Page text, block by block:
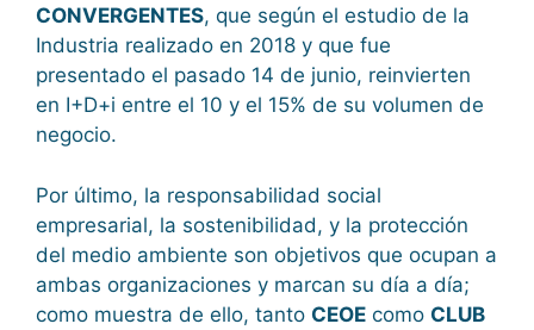
CONVERGENTES, que según el estudio de la
Industria realizado en 2018 y que fue
presentado el pasado 14 de junio, reinvierten
en I+D+i entre el 10 y el 15% de su volumen de
negocio.
Por último, la responsabilidad social
empresarial, la sostenibilidad, y la protección
del medio ambiente son objetivos que ocupan a
ambas organizaciones y marcan su día a día;
como muestra de ello, tanto CEOE como CLUB